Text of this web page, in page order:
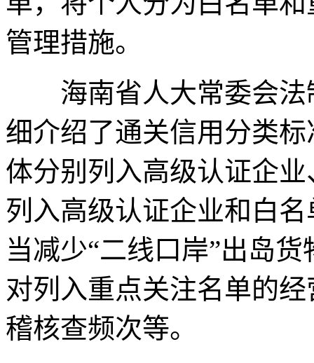
管理措施。
海南省人大常委会法
细介绍了通关信用分类
体分别列入高级认证企
列入高级认证企业和白
当减少“二线口岸”出岛
对列入重点关注名单的
稽核查频次等。